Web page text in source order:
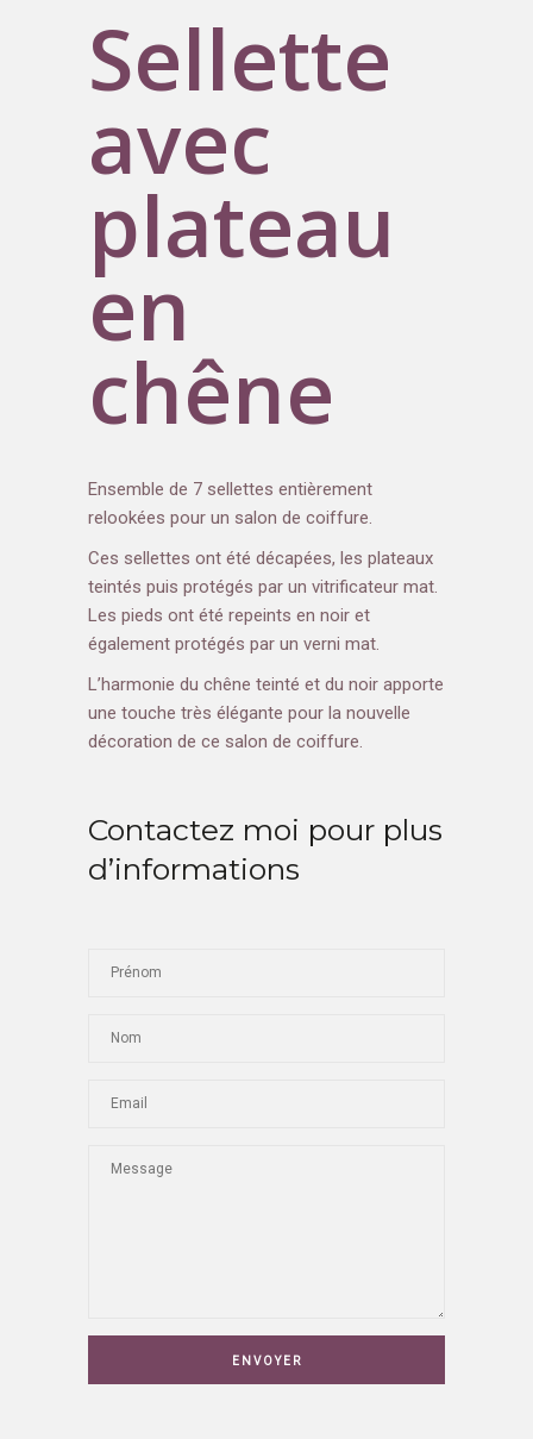
Sellette
avec
plateau
en
chêne
Ensemble de 7 sellettes entièrement
relookées pour un salon de coiffure.
Ces sellettes ont été décapées, les plateaux
teintés puis protégés par un vitrificateur mat.
Les pieds ont été repeints en noir et
également protégés par un verni mat.
L’harmonie du chêne teinté et du noir apporte
une touche très élégante pour la nouvelle
décoration de ce salon de coiffure.
Contactez moi pour plus
d’informations